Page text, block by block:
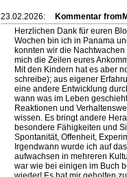
23.02.2026:
Kommentar
Herzlichen Dank für euren
Wochen bin ich in Panama
konnten wir die
mich die Zeilen eures
Mit den Kindern hat es aber
schreibe); aus eigener
eine andere Entwicklung
wann was im Leben
Reaktionen und
wissen. Es bringt andere
besondere Fähigkeiten und
Spontanität, Offenheit,
Irgendwann wurde ich auf
aufwachsen in mehreren
war wie bei einigen im Buch